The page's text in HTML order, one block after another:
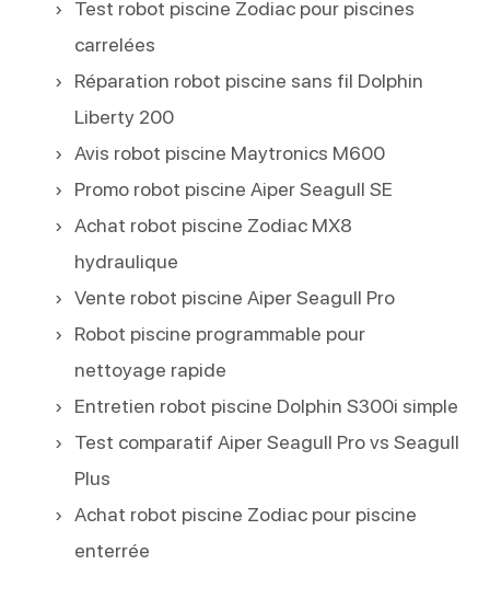
Test robot piscine Zodiac pour piscines
carrelées
Réparation robot piscine sans fil Dolphin
Liberty 200
Avis robot piscine Maytronics M600
Promo robot piscine Aiper Seagull SE
Achat robot piscine Zodiac MX8
hydraulique
Vente robot piscine Aiper Seagull Pro
Robot piscine programmable pour
nettoyage rapide
Entretien robot piscine Dolphin S300i simple
Test comparatif Aiper Seagull Pro vs Seagull
Plus
Achat robot piscine Zodiac pour piscine
enterrée